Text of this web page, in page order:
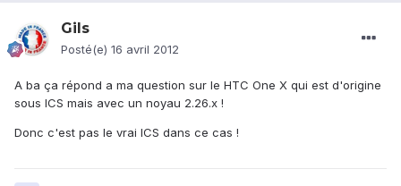
Gils
Posté(e) 16 avril 2012
A ba ça répond a ma question sur le HTC One X qui est d'origine
sous ICS mais avec un noyau 2.26.x !
Donc c'est pas le vrai ICS dans ce cas !